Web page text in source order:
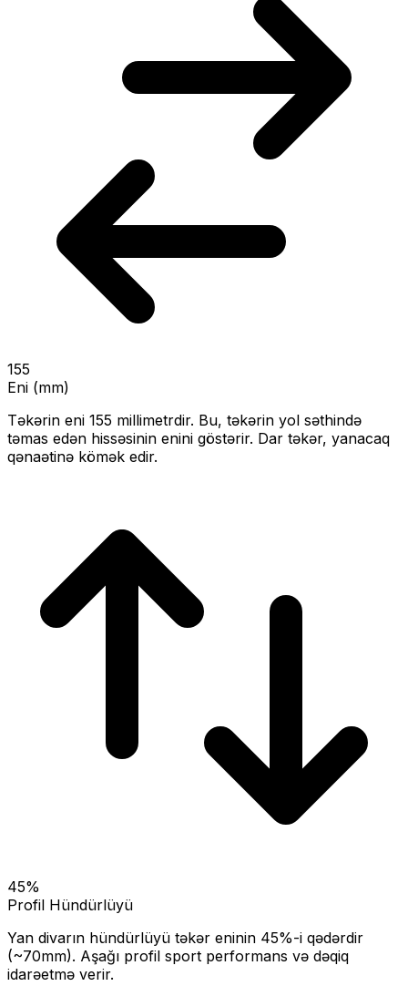
155
Eni (mm)
Təkərin eni 155 millimetrdir. Bu, təkərin yol səthində
təmas edən hissəsinin enini göstərir. Dar təkər, yanacaq
qənaətinə kömək edir.
45%
Profil Hündürlüyü
Yan divarın hündürlüyü təkər eninin 45%-i qədərdir
(~70mm). Aşağı profil sport performans və dəqiq
idarəetmə verir.